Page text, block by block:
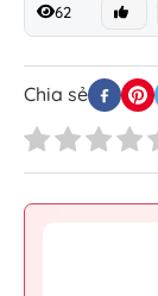
62
Chia sẻ